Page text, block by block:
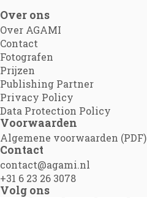
Over ons
Over AGAMI
Contact
Fotografen
Prijzen
Publishing Partner
Privacy Policy
Data Protection Policy
Voorwaarden
Algemene voorwaarden (PDF)
Contact
contact@agami.nl
+31 6 23 26 3078
Volg ons